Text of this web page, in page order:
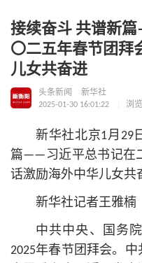
接续奋斗 共谱新
〇二五年春节团拜
儿女共奋进
头条新闻
新华社
2025-01-30 16:01:22
浏
新华社北京1月
篇——习近平总书记在
话激励海外中华儿女共
新华社记者王雅
中共中央、国务
2025年春节团拜会。中